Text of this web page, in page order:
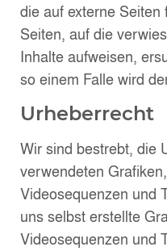
die auf externe
Seiten, auf die
Inhalte aufweisen,
so einem Falle wird
Urheberrecht
Wir sind bestrebt, die
verwendeten
Videosequenzen und
uns selbst erstellte
Videosequenzen und